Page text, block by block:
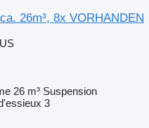
26m³, 8x VORHANDEN
26 m³ Suspension
3